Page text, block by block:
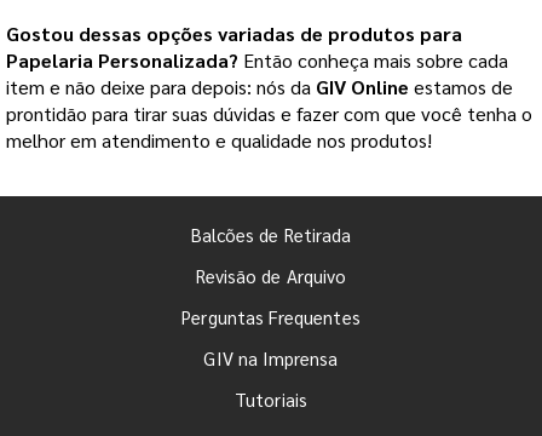
Gostou dessas opções variadas de produtos para
Papelaria Personalizada? Então conheça mais sobre cada
item e não deixe para depois: nós da GIV Online estamos de
prontidão para tirar suas dúvidas e fazer com que você tenha o
melhor em atendimento e qualidade nos produtos!
Balcões de Retirada
Revisão de Arquivo
Perguntas Frequentes
GIV na Imprensa
Tutoriais